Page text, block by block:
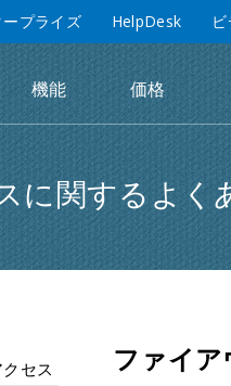
プライズ HelpDesk
機能 価格
に関するよく
セス ファイア